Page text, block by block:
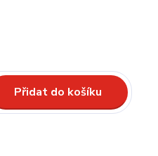
Přidat do košíku